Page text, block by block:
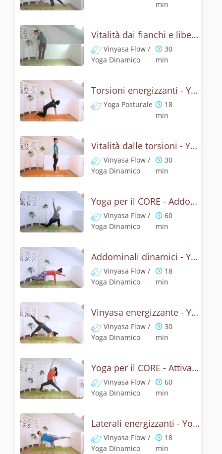
min
Vitalità dai fianchi e libertà del respiro - Yoga core
Vinyasa Flow /
Yoga Dinamico
30
min
Torsioni energizzanti - Yoga posturale per schiena e addominali
Yoga Posturale
18
min
Vitalità dalle torsioni - Yoga e respiro per il core
Vinyasa Flow /
Yoga Dinamico
30
min
Yoga per il CORE - Addominali attivi con le torsioni
Vinyasa Flow /
Yoga Dinamico
60
min
Addominali dinamici - Yoga con la posizione della barca
Vinyasa Flow /
Yoga Dinamico
18
min
Vinyasa energizzante - Yoga addominali e schiena
Vinyasa Flow /
Yoga Dinamico
30
min
Yoga per il CORE - Attivazione dal centro
Vinyasa Flow /
Yoga Dinamico
60
min
Laterali energizzanti - Yoga per il Core
Vinyasa Flow /
Yoga Dinamico
18
min